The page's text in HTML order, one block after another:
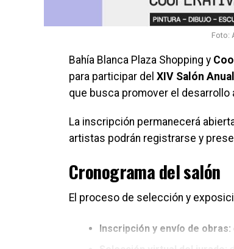
Foto:
Bahía Blanca Plaza Shopping y
para participar del XIV Salón
que busca promover el desarrollo
La inscripción permanecerá
artistas podrán registrarse y
Cronograma del salón
El proceso de selección y
Inscripción y envío de obras: